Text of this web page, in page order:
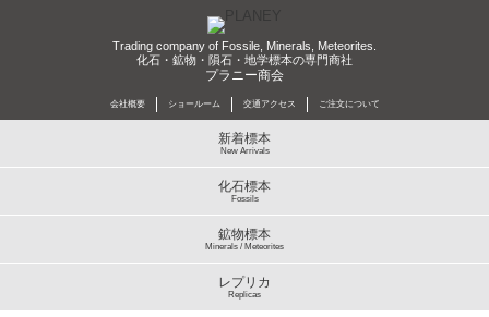
Trading company of Fossile, Minerals, Meteorites.
化石・鉱物・隕石・地学標本の専門商社
プラニー商会
会社概要 ショールーム 交通アクセス ご注文について
新着標本
New Arrivals
化石標本
Fossils
鉱物標本
Minerals / Meteorites
レプリカ
Replicas